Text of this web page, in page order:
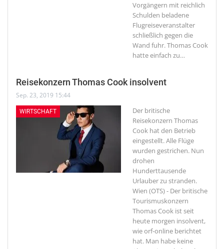
Vorgängern mit reichlich
Schulden beladene
Flugreiseveranstalter
schließlich gegen die
Wand fuhr. Thomas Cook
hatte einfach zu…
Reisekonzern Thomas Cook insolvent
Sep. 23, 2019 15:44
WIRTSCHAFT
Der britische
Reisekonzern Thomas
Cook hat den Betrieb
eingestellt. Alle Flüge
wurden gestrichen. Nun
drohen
Hunderttausende
Urlauber zu stranden.
Wien (OTS) - Der britische
Tourismuskonzern
Thomas Cook ist seit
heute morgen insolvent,
wie orf-online berichtet
hat. Man habe keine